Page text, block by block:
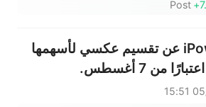
Post
أعلنت شركة iPower عن تقسيم عكسي لأسهمها
05/